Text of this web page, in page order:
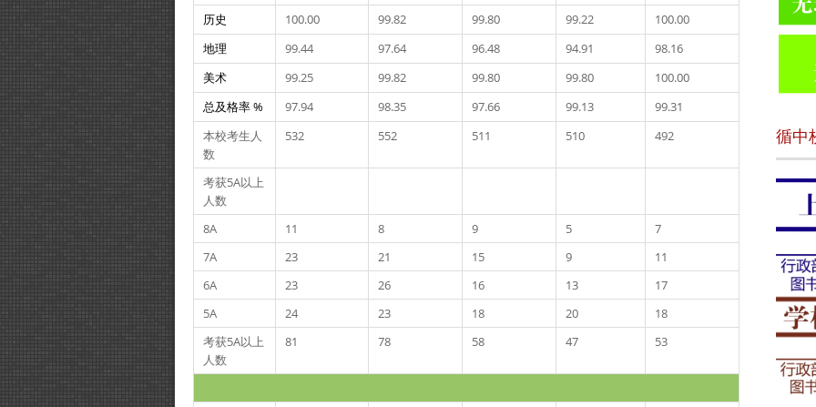
历史
100.00 99.82 99.80 99.22
100.00
地理
99.44 97.64 96.48 94.91
98.16
美术
99.25 99.82 99.80 99.80
100.00
总及格率 %
97.94 98.35 97.66 99.13
99.31
本校考生人
数
532 552 511 510 492
考获5A以上
人数
8A
11 8 9 5
7
7A
23 21 15 9
11
6A
23 26 16 13
17
5A
24 23 18 20
18
考获5A以上
人数
81 78 58 47 53
循中